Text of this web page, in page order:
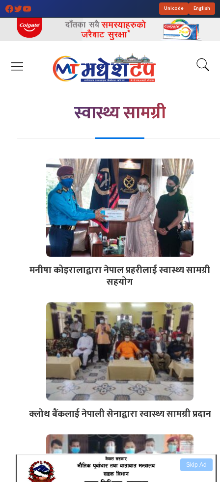
Skip Ad
Unicode English
स्वास्थ्य सामग्री
मनीषा कोइरालाद्वारा नेपाल प्रहरीलाई स्वास्थ्य सामग्री
सहयोग
क्लोथ बैंकलाई नेपाली सेनाद्वारा स्वास्थ्य सामग्री प्रदान